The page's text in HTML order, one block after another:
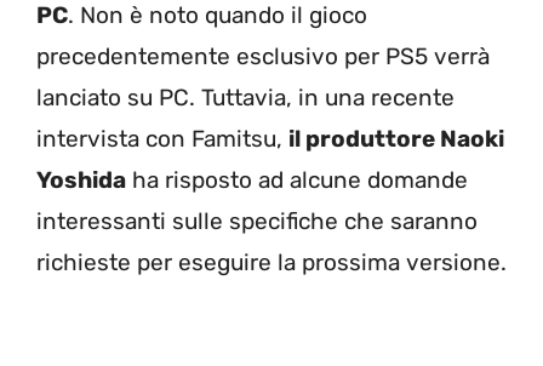
PC. Non è noto quando il gioco
precedentemente esclusivo per PS5 verrà
lanciato su PC. Tuttavia, in una recente
intervista con Famitsu, il produttore Naoki
Yoshida ha risposto ad alcune domande
interessanti sulle specifiche che saranno
richieste per eseguire la prossima versione.